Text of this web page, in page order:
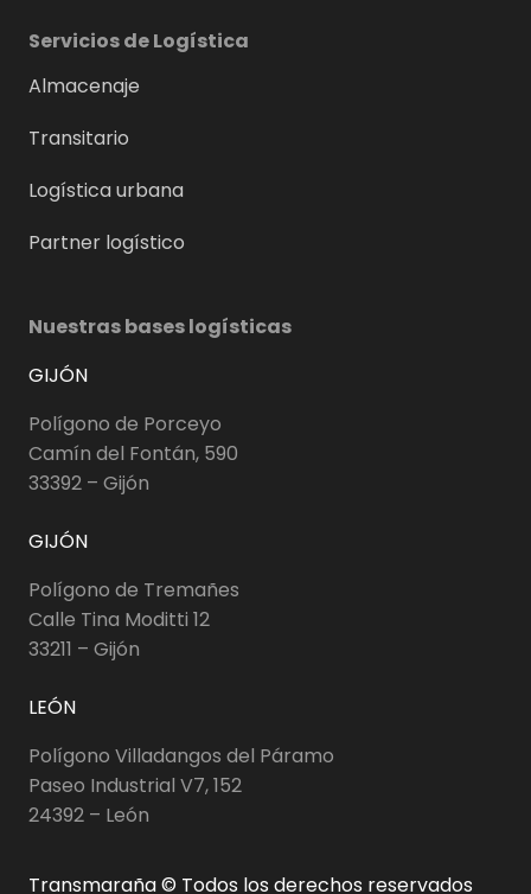
Servicios de Logística
Almacenaje
Transitario
Logística urbana
Partner logístico
Nuestras bases logísticas
GIJÓN
Polígono de Porceyo
Camín del Fontán, 590
33392 – Gijón
GIJÓN
Polígono de Tremañes
Calle Tina Moditti 12
33211 – Gijón
LEÓN
Polígono Villadangos del Páramo
Paseo Industrial V7, 152
24392 – León
Transmaraña © Todos los derechos reservados